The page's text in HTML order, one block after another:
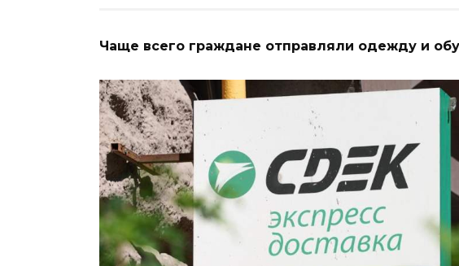
Чаще всего граждане отправляли одежду и